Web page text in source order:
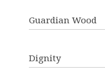
Guardian Wood
Dignity